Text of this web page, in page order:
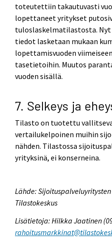
toteutettiin takautuvasti
lopettaneet yritykset
tuloslaskelmatilastosta.
tiedot lasketaan mukaan
lopettamisvuoden
tasetietoihin. Muutos
vuoden sisällä.
7. Selkeys ja
Tilasto on tuotettu
vertailukelpoinen muihin
nähden. Tilastossa
yrityksinä, ei konserneina.
Lähde:
Tilastokeskus
Lisätietoja: Hilkka Jaatinen